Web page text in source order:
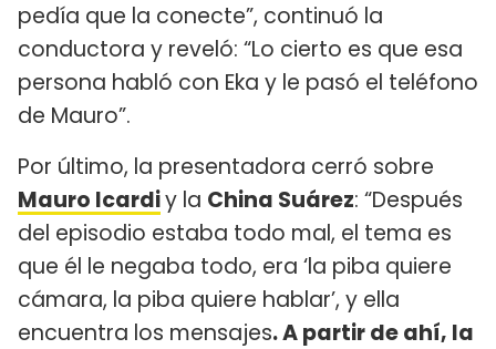
pedía que la conecte”, continuó la
conductora y reveló: “Lo cierto es que esa
persona habló con Eka y le pasó el teléfono
de Mauro”.
Por último, la presentadora cerró sobre
Mauro Icardiy la China Suárez: “Después
del episodio estaba todo mal, el tema es
que él le negaba todo, era ‘la piba quiere
cámara, la piba quiere hablar’, y ella
encuentra los mensajes. A partir de ahí, la